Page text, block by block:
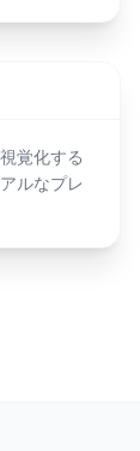
覚化する
ルなプレ